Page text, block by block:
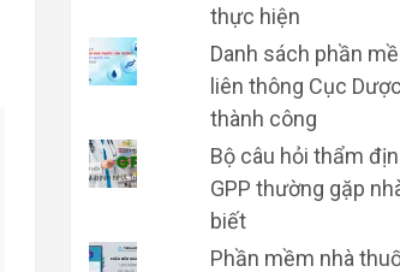
thực hiện
Danh sách phần
liên thông Cục
thành công
Bộ câu hỏi thẩm
GPP thường gặp
biết
Phần mềm nhà